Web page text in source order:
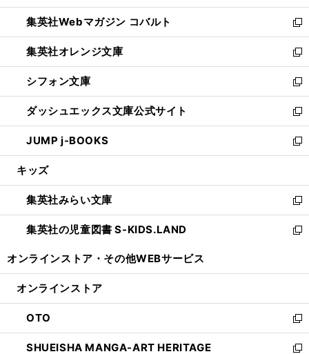
開
く
ウ
で
開
く
ン
ド
ウ
で
開
く
ウ
ィ
ン
ド
ウ
で
開
く
集英社Webマガジン コバルト
新
し
い
ウ
ィ
ン
ド
ウ
で
開
集英社オレンジ文庫
新
し
い
ウ
ィ
ン
ド
ウ
開
く
シフォン文庫
新
し
い
ウ
ィ
ン
ウ
で
開
く
ダッシュエックス文庫公式サイト
新
し
い
ウ
ン
ド
ウ
で
JUMP j-BOOKS
新
し
ウ
ィ
ン
ド
開
キッズ
集英社みらい文庫
新
し
い
ン
ウ
で
開
く
集英社の児童図書 S-KIDS.LAND
新
ウ
ン
ド
ウ
で
オンラインストア・ その他WEBサービス
オンラインストア
OTO
新
し
い
SHUEISHA MANGA-ART HERITAGE
新